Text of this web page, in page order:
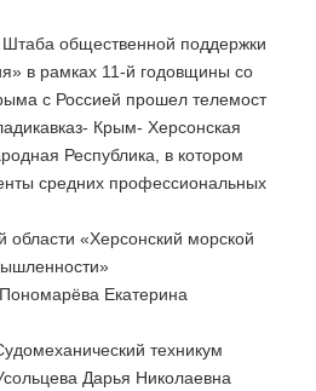
общественной поддержки
в рамках 11-й годовщины со
с Россией прошел телемост
Крым- Херсонская
Республика, в котором
средних профессиональных
«Херсонский морской
Екатерина
техникум
Дарья Николаевна